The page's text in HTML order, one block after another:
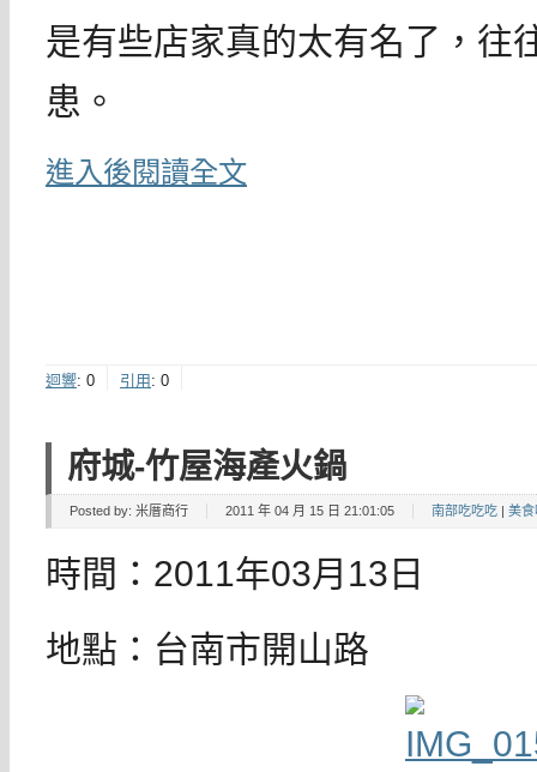
是有些店家真的太有名了，往
患。
進入後閱讀全文
迴響: 0 引用: 0
府城-竹屋海產火鍋
Posted by: 米厝商行 2011 年 04 月 15 日 21:01:05 南部吃吃吃 | 美食
時間：2011年03月13日
地點：台南市開山路